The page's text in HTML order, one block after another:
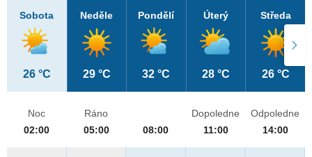
Sobota
26 °C
Neděle
29 °C
Pondělí
32 °C
Úterý
28 °C
Středa
26 °C
Noc
02:00
Ráno
05:00
08:00
Dopoledne
11:00
Odpoledne
14:00